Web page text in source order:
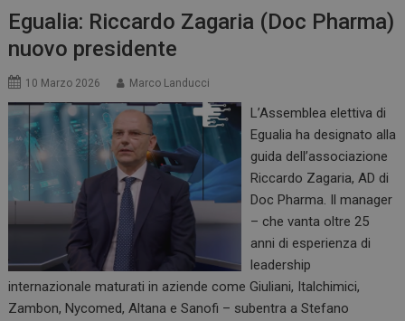
Egualia: Riccardo Zagaria (Doc Pharma)
nuovo presidente
10 Marzo 2026 Marco Landucci
L’Assemblea elettiva di
Egualia ha designato alla
guida dell’associazione
Riccardo Zagaria, AD di
Doc Pharma. Il manager
– che vanta oltre 25
anni di esperienza di
leadership
internazionale maturati in aziende come Giuliani, Italchimici,
Zambon, Nycomed, Altana e Sanofi – subentra a Stefano